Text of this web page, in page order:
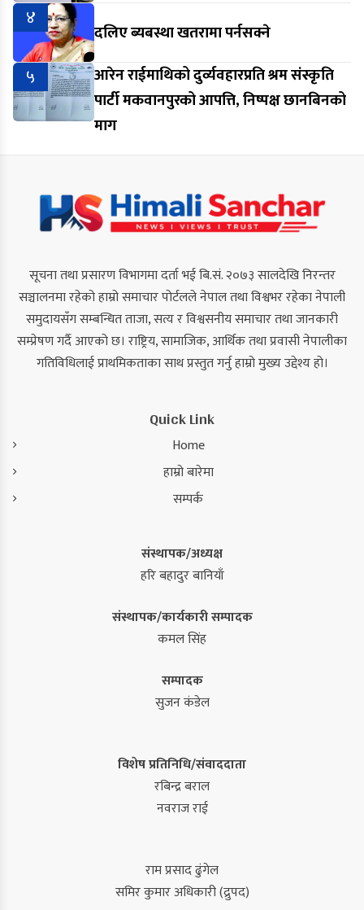
४
दलिए ब्यबस्था खतरामा पर्नसक्ने
५
आरेन राईमाथिको दुर्व्यवहारप्रति श्रम संस्कृति
पार्टी मकवानपुरको आपत्ति, निष्पक्ष छानबिनको
माग
सूचना तथा प्रसारण विभागमा दर्ता भई बि.सं. २०७३ सालदेखि निरन्तर
सञ्चालनमा रहेको हाम्रो समाचार पोर्टलले नेपाल तथा विश्वभर रहेका नेपाली
समुदायसँग सम्बन्धित ताजा, सत्य र विश्वसनीय समाचार तथा जानकारी
सम्प्रेषण गर्दै आएको छ। राष्ट्रिय, सामाजिक, आर्थिक तथा प्रवासी नेपालीका
गतिविधिलाई प्राथमिकताका साथ प्रस्तुत गर्नु हाम्रो मुख्य उद्देश्य हो।
Quick Link
Home
हाम्रो बारेमा
सम्पर्क
संस्थापक/अध्यक्ष
हरि बहादुर बानियाँ
संस्थापक/कार्यकारी सम्पादक
कमल सिंह
सम्पादक
सुजन कंडेल
विशेष प्रतिनिधि/संवाददाता
रबिन्द्र बराल
नवराज राई
राम प्रसाद ढुंगेल
समिर कुमार अधिकारी (द्रुपद)